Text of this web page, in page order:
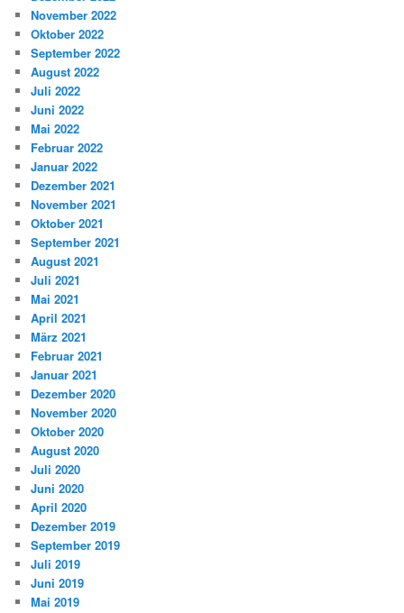
November 2022
Oktober 2022
September 2022
August 2022
Juli 2022
Juni 2022
Mai 2022
Februar 2022
Januar 2022
Dezember 2021
November 2021
Oktober 2021
September 2021
August 2021
Juli 2021
Mai 2021
April 2021
März 2021
Februar 2021
Januar 2021
Dezember 2020
November 2020
Oktober 2020
August 2020
Juli 2020
Juni 2020
April 2020
Dezember 2019
September 2019
Juli 2019
Juni 2019
Mai 2019